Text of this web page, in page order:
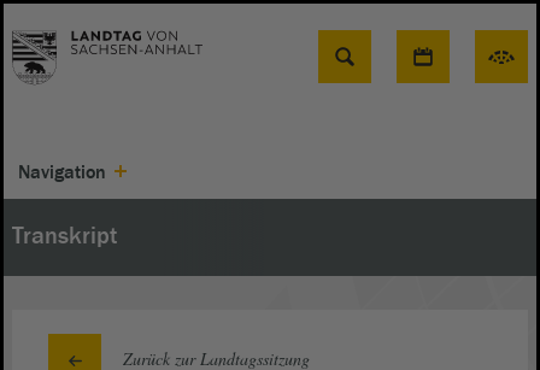
Suche
Navigation
Transkript
Zurück zur Landtagssitzung